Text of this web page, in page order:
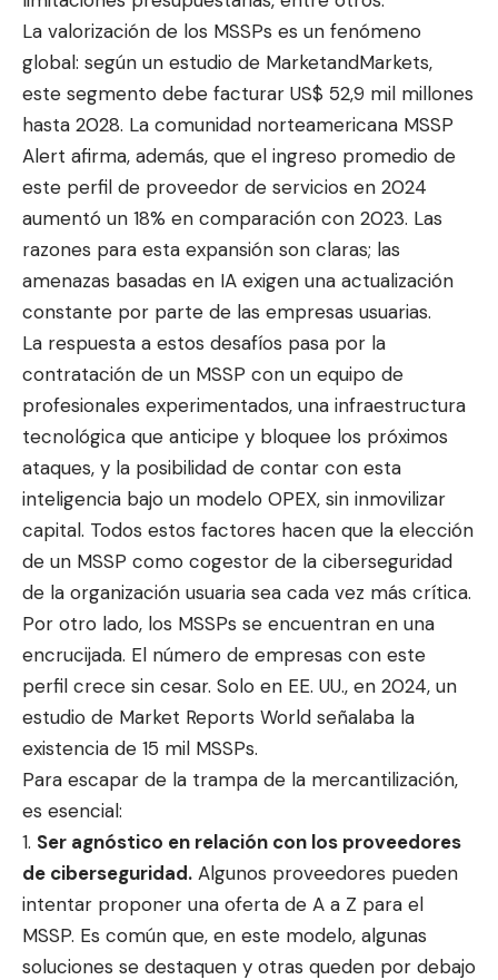
La valorización de los MSSPs es un fenómeno
global: según un estudio de MarketandMarkets,
este segmento debe facturar US$ 52,9 mil millones
hasta 2028. La comunidad norteamericana MSSP
Alert afirma, además, que el ingreso promedio de
este perfil de proveedor de servicios en 2024
aumentó un 18% en comparación con 2023. Las
razones para esta expansión son claras; las
amenazas basadas en IA exigen una actualización
constante por parte de las empresas usuarias.
La respuesta a estos desafíos pasa por la
contratación de un MSSP con un equipo de
profesionales experimentados, una infraestructura
tecnológica que anticipe y bloquee los próximos
ataques, y la posibilidad de contar con esta
inteligencia bajo un modelo OPEX, sin inmovilizar
capital. Todos estos factores hacen que la elección
de un MSSP como cogestor de la ciberseguridad
de la organización usuaria sea cada vez más crítica.
Por otro lado, los MSSPs se encuentran en una
encrucijada. El número de empresas con este
perfil crece sin cesar. Solo en EE. UU., en 2024, un
estudio de Market Reports World señalaba la
existencia de 15 mil MSSPs.
Para escapar de la trampa de la mercantilización,
es esencial:
Ser agnóstico en relación con los proveedores
de ciberseguridad. Algunos proveedores pueden
intentar proponer una oferta de A a Z para el
MSSP. Es común que, en este modelo, algunas
soluciones se destaquen y otras queden por debajo